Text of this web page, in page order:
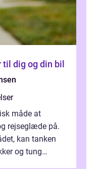
dig og din bil
måde at
rejseglæde på.
kan tanken
og tung